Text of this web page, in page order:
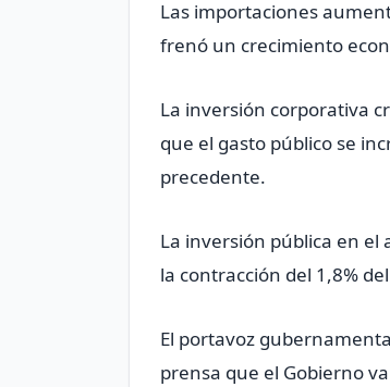
Las importaciones
frenó un crecimiento
La inversión corporativa
que el gasto público se
precedente.
La inversión pública en el
la contracción del 1,8%
El portavoz
prensa que el Gobierno